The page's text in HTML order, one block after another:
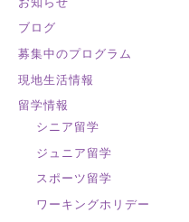
ブログ
募集中のプログラム
現地生活情報
留学情報
シニア留学
ジュニア留学
スポーツ留学
ワーキングホリデー